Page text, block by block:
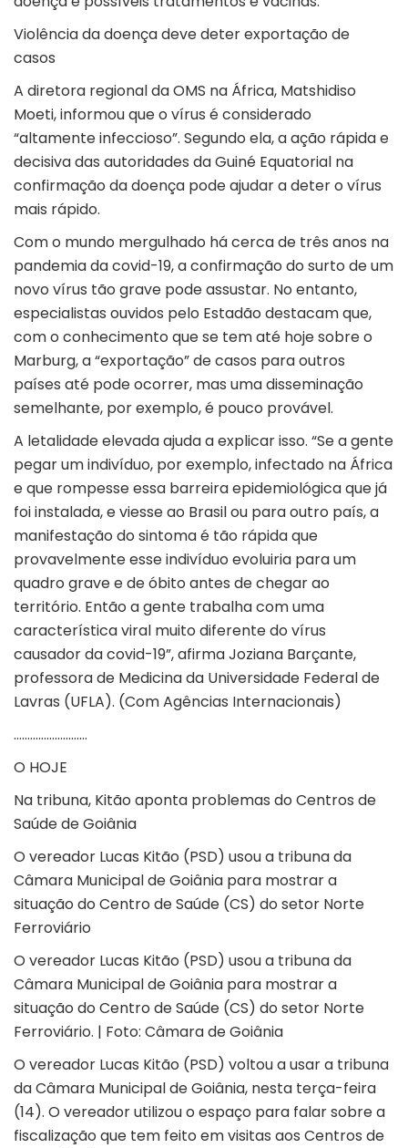
Violência da doença deve deter exportação de
casos
A diretora regional da OMS na África, Matshidiso
Moeti, informou que o vírus é considerado
“altamente infeccioso”. Segundo ela, a ação rápida e
decisiva das autoridades da Guiné Equatorial na
confirmação da doença pode ajudar a deter o vírus
mais rápido.
Com o mundo mergulhado há cerca de três anos na
pandemia da covid-19, a confirmação do surto de um
novo vírus tão grave pode assustar. No entanto,
especialistas ouvidos pelo Estadão destacam que,
com o conhecimento que se tem até hoje sobre o
Marburg, a “exportação” de casos para outros
países até pode ocorrer, mas uma disseminação
semelhante, por exemplo, é pouco provável.
A letalidade elevada ajuda a explicar isso. “Se a gente
pegar um indivíduo, por exemplo, infectado na África
e que rompesse essa barreira epidemiológica que já
foi instalada, e viesse ao Brasil ou para outro país, a
manifestação do sintoma é tão rápida que
provavelmente esse indivíduo evoluiria para um
quadro grave e de óbito antes de chegar ao
território. Então a gente trabalha com uma
característica viral muito diferente do vírus
causador da covid-19”, afirma Joziana Barçante,
professora de Medicina da Universidade Federal de
Lavras (UFLA). (Com Agências Internacionais)
………………………
O HOJE
Na tribuna, Kitão aponta problemas do Centros de
Saúde de Goiânia
O vereador Lucas Kitão (PSD) usou a tribuna da
Câmara Municipal de Goiânia para mostrar a
situação do Centro de Saúde (CS) do setor Norte
Ferroviário
O vereador Lucas Kitão (PSD) usou a tribuna da
Câmara Municipal de Goiânia para mostrar a
situação do Centro de Saúde (CS) do setor Norte
Ferroviário. | Foto: Câmara de Goiânia
O vereador Lucas Kitão (PSD) voltou a usar a tribuna
daCâmara Municipal de Goiânia, nesta terça-feira
(14). O vereador utilizou o espaço para falar sobre a
fiscalização que tem feito em visitas aos Centros de